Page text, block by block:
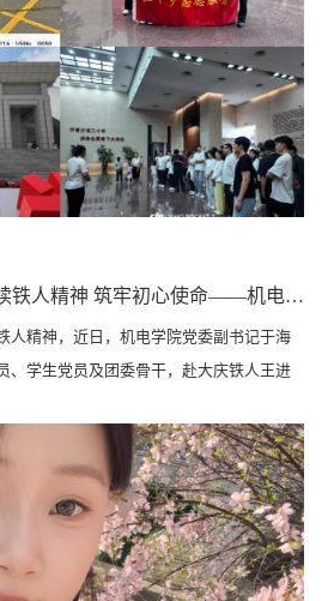
【成在齐工程】赓续铁人精神 筑牢初心使命​——机电学院党委及团委开展走进大庆铁人王进喜纪念馆三下乡研学实践活动
人精神，近日，机电学院党委副书记于海
、学生党员及团委骨干，赴大庆铁人王进
导下，师生依次参观“不屈的童年”“赤诚报
”“无私奉献”七大主题展厅。从苦难童年磨
油田；从“宁可少活二十年，拼命也要拿下
身泥浆...